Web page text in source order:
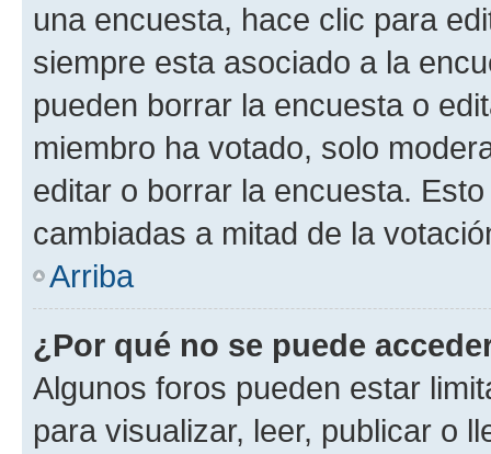
una encuesta, hace clic para
siempre esta asociado a la
pueden borrar la encuesta o
miembro ha votado, solo
editar o borrar la encuesta.
cambiadas a mitad de la
Arriba
¿Por qué no se puede
Algunos foros pueden estar
para visualizar, leer, publicar o